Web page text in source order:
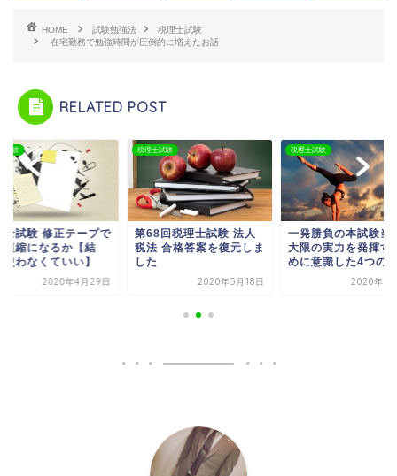
HOME 試験勉強法
税理士試験
在宅勤務で勉強時間が圧倒的に増えたお話
RELATED POST
試験
回税理士試験 法人
合格答案を復元しま
2020年5月18日
税理士試験
一発勝負の本試験当日 最
大限の実力を発揮するた
めに意識した4つのこ...
2020年6月16日
税理士試験
税理士試験 修正テー
時間短縮になるか【
論：使わなくていい
2020年4